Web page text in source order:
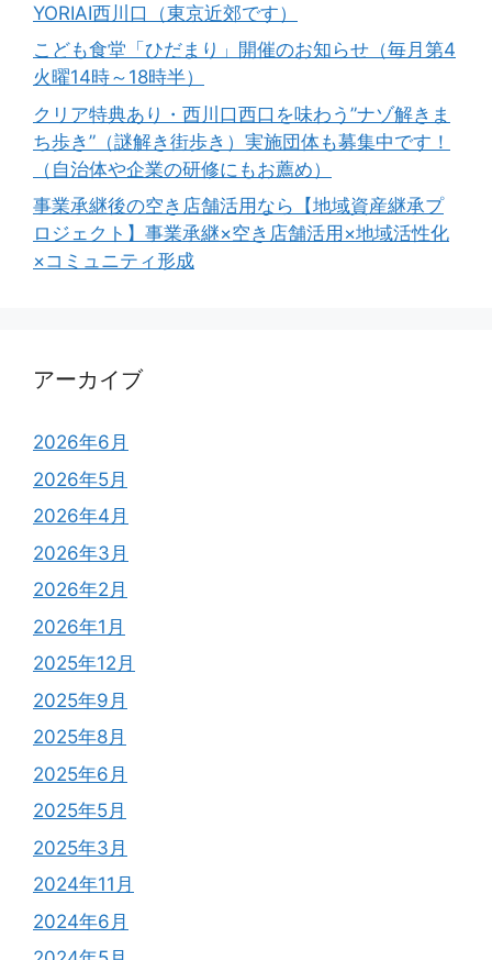
YORIAI西川口（東京近郊です）
こども食堂「ひだまり」開催のお知らせ（毎月第4
火曜14時～18時半）
クリア特典あり・西川口西口を味わう”ナゾ解きま
ち歩き”（謎解き街歩き）実施団体も募集中です！
（自治体や企業の研修にもお薦め）
事業承継後の空き店舗活用なら【地域資産継承プ
ロジェクト】事業承継×空き店舗活用×地域活性化
×コミュニティ形成
アーカイブ
2026年6月
2026年5月
2026年4月
2026年3月
2026年2月
2026年1月
2025年12月
2025年9月
2025年8月
2025年6月
2025年5月
2025年3月
2024年11月
2024年6月